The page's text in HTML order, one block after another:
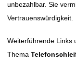
unbezahlbar. Sie
Vertrauenswürdigkeit.
Weiterführende Links
Thema